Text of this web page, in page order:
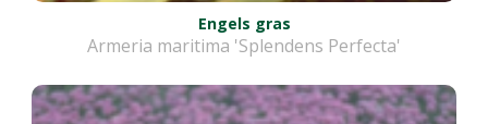
Engels gras
Armeria maritima 'Splendens Perfecta'